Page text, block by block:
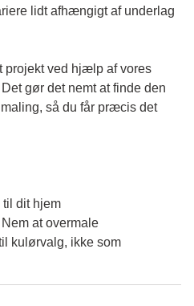
lidt afhængigt af underlag
projekt ved hjælp af vores
gør det nemt at finde den
så du får præcis det
til dit hjem
at overmale
kulørvalg, ikke som